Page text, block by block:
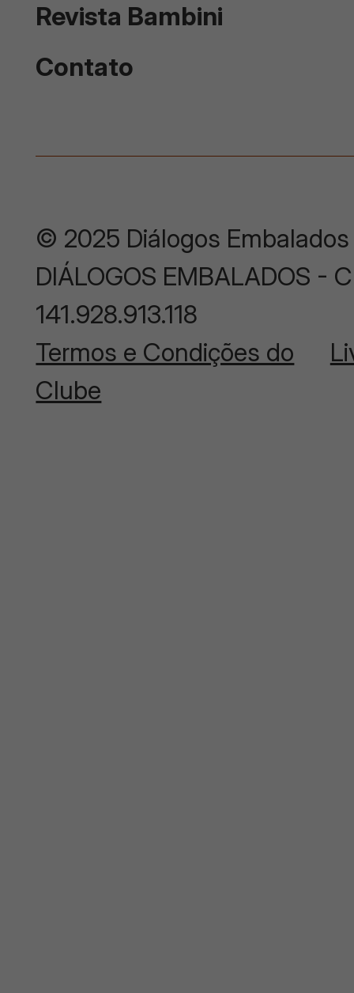
Revista Bambini
Contato
© 2025 Diálogos Embalados
DIÁLOGOS EMBALADOS -
141.928.913.118
Termos e Condições do
Clube